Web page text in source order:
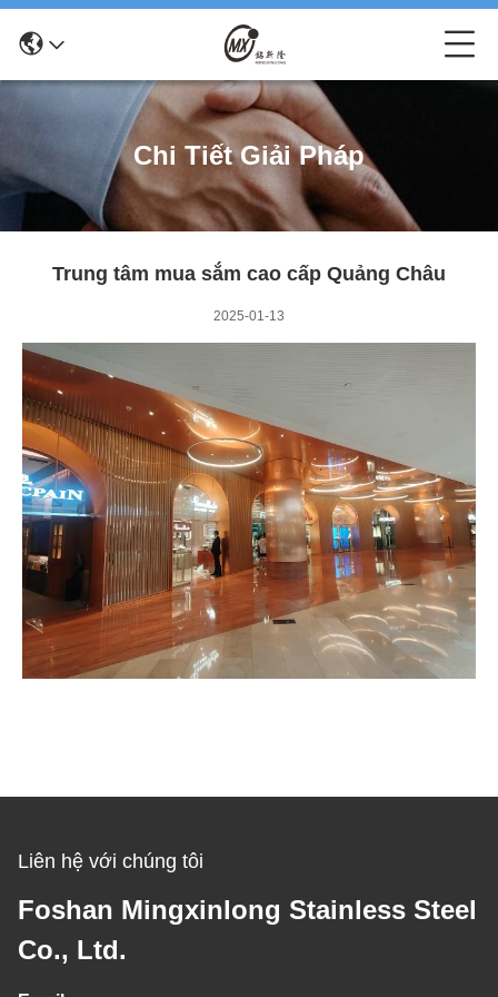
Chi Tiết Giải Pháp
Trung tâm mua sắm cao cấp Quảng Châu
2025-01-13
Liên hệ với chúng tôi
Foshan Mingxinlong Stainless Steel
Co., Ltd.